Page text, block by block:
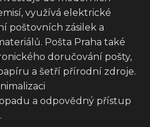
využívá elektrické
poštovních zásilek a
Pošta Praha také
doručování pošty,
a šetří přírodní zdroje.
a odpovědný přístup